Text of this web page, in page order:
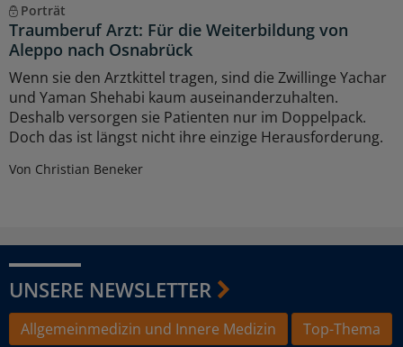
Porträt
Traumberuf Arzt: Für die Weiterbildung von
Aleppo nach Osnabrück
Wenn sie den Arztkittel tragen, sind die Zwillinge Yachar
und Yaman Shehabi kaum auseinanderzuhalten.
Deshalb versorgen sie Patienten nur im Doppelpack.
Doch das ist längst nicht ihre einzige Herausforderung.
Von Christian Beneker
UNSERE NEWSLETTER
Allgemeinmedizin und Innere Medizin
Top-Thema